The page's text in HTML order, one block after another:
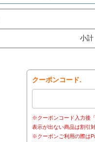
小計
クーポンコード.
※クーポンコード入力後
表示が出ない商品は割引
※クーポンご利用の際は